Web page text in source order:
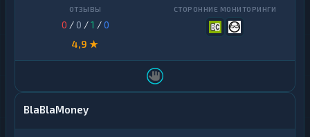
0 / 0 /1 /0
4,9 ★
BlaBlaMoney